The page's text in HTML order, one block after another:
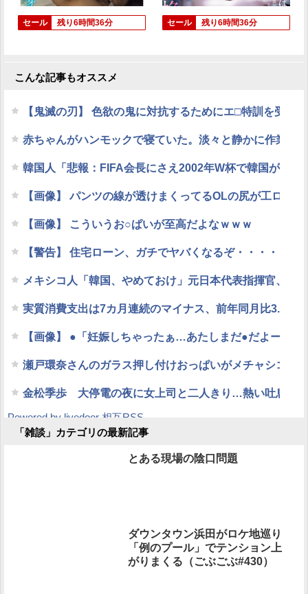
セール 残り6時間36分 セール 残り6時間36分
こんな記事もオススメ
【鬼滅の刃】 色欲の鬼に対抗するためにエ□特訓を受
赤ちゃんがハンモックで寝ていた。淡々と静かに作業
韓国人「悲報：FIFA会長にさえ2002年W杯で韓国が審
【画像】 パンツの線が透けまくってるOLの尻が工ロす
【画像】 こういうお○ぱいが至高だよなｗｗｗ
【警告】 住宅ローン、ガチでヤバくなるぞ・・・・・
メキシコ人「韓国、やめておけ」元日本代表指揮官、韓
実質消費支出は7カ月連続のマイナス、前年同月比3.3%
【画像】 ●「妊娠しちゃったぁ…あたしまだ●だよー(パ
瀬戸環奈さんのガラス押し付けおっぱいがメチャシコ
金松季歩 大停電の夜に女上司と二人きり…熱い吐息に
Powered by livedoor 相互RSS
「雑談」カテゴリの最新記事
とある現場の陰口問題
ダウンタウン浜田がロケ地巡り
「例のプール」でテンション上
がりまくる（ごぶごぶ#430）